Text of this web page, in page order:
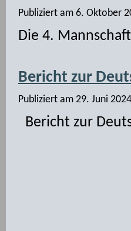
Publiziert am 6. Oktober
Die 4.
Bericht zur
Publiziert am 29. Juni 2024
Bericht zur